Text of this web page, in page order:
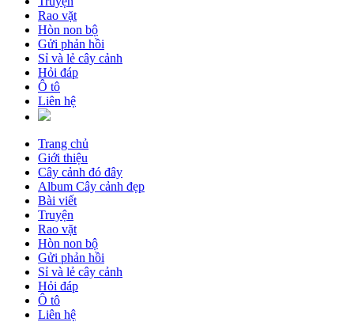
Rao vặt
Hòn non bộ
Gửi phản hồi
Sỉ và lẻ cây cảnh
Hỏi đáp
Ô tô
Liên hệ
Trang chủ
Giới thiệu
Cây cảnh đó đây
Album Cây cảnh đẹp
Bài viết
Truyện
Rao vặt
Hòn non bộ
Gửi phản hồi
Sỉ và lẻ cây cảnh
Hỏi đáp
Ô tô
Liên hệ